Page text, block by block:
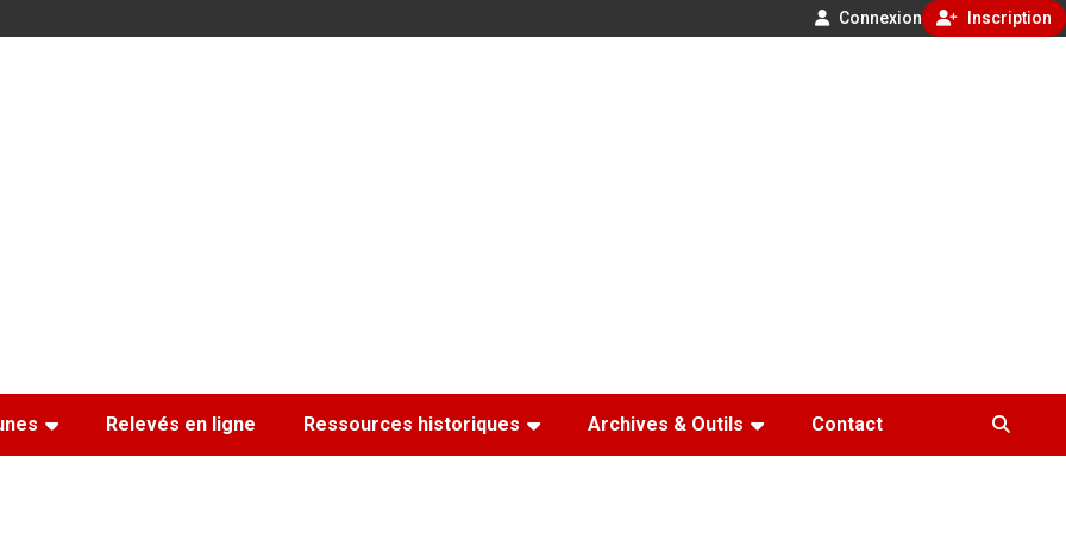
Connexion Inscription
Relevés en ligne Ressources historiques Archives & Outils Contact